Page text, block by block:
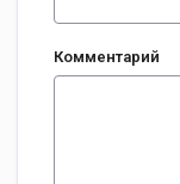
Комментарий